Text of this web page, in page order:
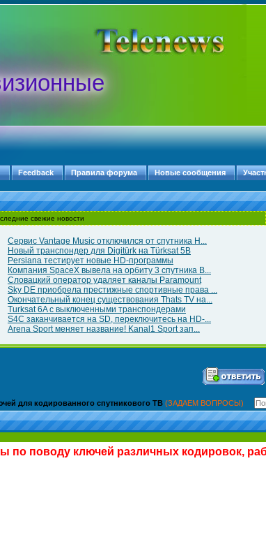
Новые сообщения
Правила форума
Feedback
свежие новости
Сервис Vantage Music отключился от спутника H...
Новый транспондер для Digitürk на Türksat 5B
Persiana тестирует новые HD-программы
Компания SpaceX вывела на орбиту 3 спутника B...
Словацкий оператор удаляет каналы Paramount
Sky DE приобрела престижные спортивные права ...
Окончательный конец существования Thats TV на...
Turksat 6A с выключенными транспондерами
S4C заканчивается на SD, переключитесь на HD-...
Arena Sport меняет название! Kanal1 Sport зап...
для кодированного спутникового ТВ (ЗАДАЕМ ВОПРОСЫ)
по поводу ключей различных кодировок,